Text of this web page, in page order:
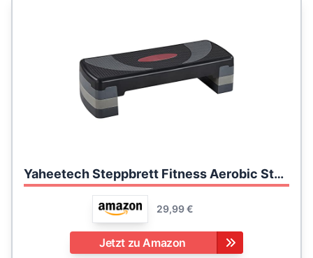
Yaheetech Steppbrett Fitness Aerobic Stepper Höhenverstellbar Step Bench mit 3 Stufen (10/15/20 cm) Rutschfestes Trainingsgerät für Büro und Zuhause
29,99 €
Jetzt zu Amazon